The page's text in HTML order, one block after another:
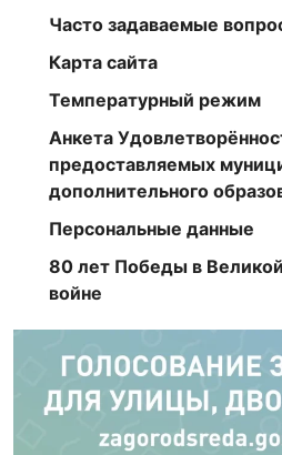
Часто задаваемые
Карта сайта
Температурный режим
Анкета
предоставляемых
дополнительного
Персональные данные
80 лет Победы в
войне